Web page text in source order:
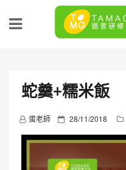
蛇羹+糯米飯
蛋老師
P
o
t
28/11/2018